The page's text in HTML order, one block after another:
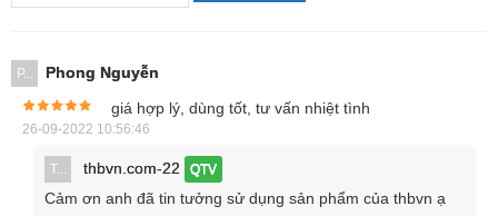
P...
Phong Nguyễn
giá hợp lý, dùng tốt, tư vấn nhiệt tình
26-09-2022 10:56:46
T... thbvn.com-22 QTV
Cảm ơn anh đã tin tưởng sử dụng sản phẩm của thbvn ạ